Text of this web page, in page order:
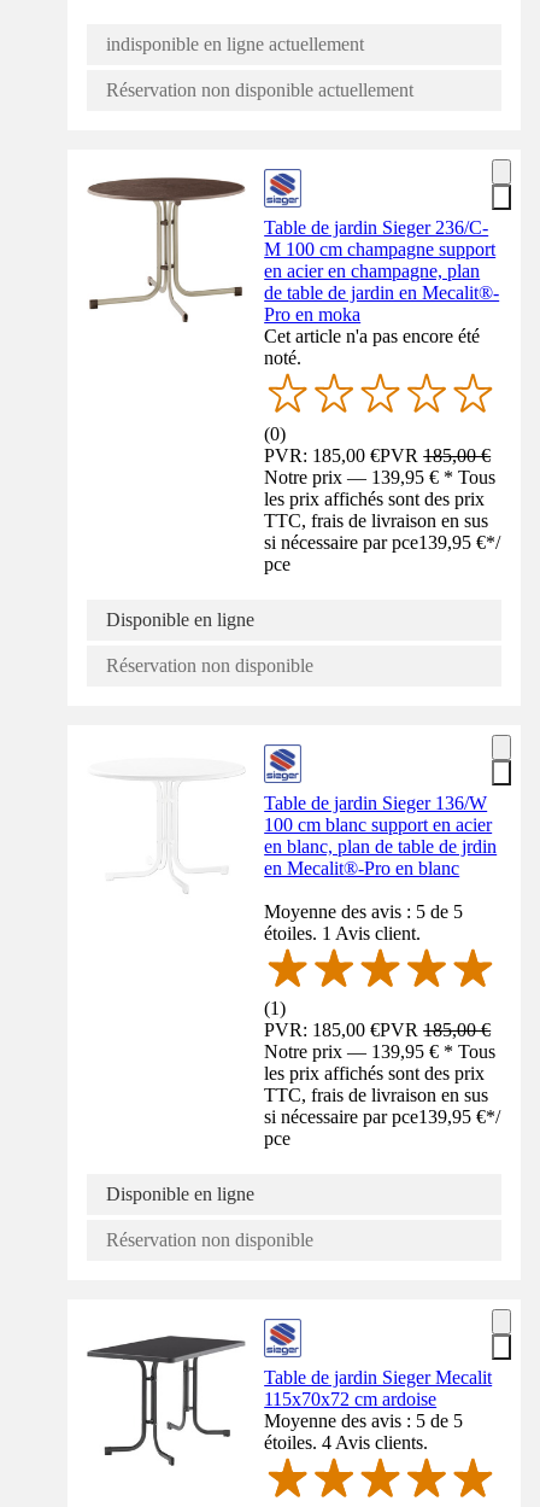
indisponible en ligne actuellement
Réservation non disponible actuellement
Table de jardin Sieger 236/C-
M 100 cm champagne support
en acier en champagne, plan
de table de jardin en Mecalit®-
Pro en moka
Cet article n'a pas encore été
noté.
(0)
PVR: 185,00 €PVR185,00 €
Notre prix — 139,95 € * Tous
les prix affichés sont des prix
TTC, frais de livraison en sus
si nécessaire par pce139,95 €*/
pce
Disponible en ligne
Réservation non disponible
Table de jardin Sieger 136/W
100 cm blanc support en acier
en blanc, plan de table de jrdin
en Mecalit®-Pro en blanc
Moyenne des avis : 5 de 5
étoiles. 1 Avis client.
(1)
PVR: 185,00 €PVR185,00 €
Notre prix — 139,95 € * Tous
les prix affichés sont des prix
TTC, frais de livraison en sus
si nécessaire par pce139,95 €*/
pce
Disponible en ligne
Réservation non disponible
Table de jardin Sieger Mecalit
115x70x72 cm ardoise
Moyenne des avis : 5 de 5
étoiles. 4 Avis clients.